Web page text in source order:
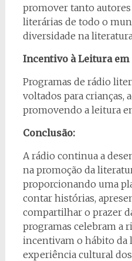
promover tanto
literárias de todo o
diversidade na
Incentivo à Leitura em
Programas de rádio
voltados para crianças,
promovendo a leitura
Conclusão:
A rádio continua a
na promoção da
proporcionando uma
contar histórias,
compartilhar o prazer
programas celebram a
incentivam o hábito da
experiência cultural